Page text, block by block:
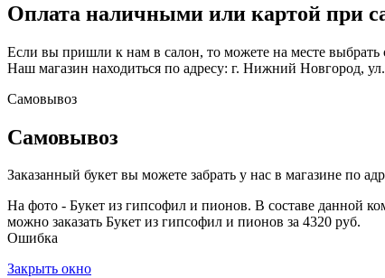
Оплата наличными или картой при
Если вы пришли к нам в салон, то можете на месте
Наш магазин находиться по адресу: г. Нижний Новгород,
Самовывоз
Самовывоз
Заказанный букет вы можете забрать у нас в магазине по
На фото - Букет из гипсофил и пионов. В составе данной
можно заказать Букет из гипсофил и пионов за 4320 руб.
Ошибка
Закрыть окно